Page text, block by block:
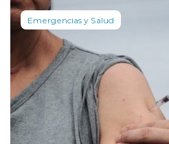
Emergencias y Salud